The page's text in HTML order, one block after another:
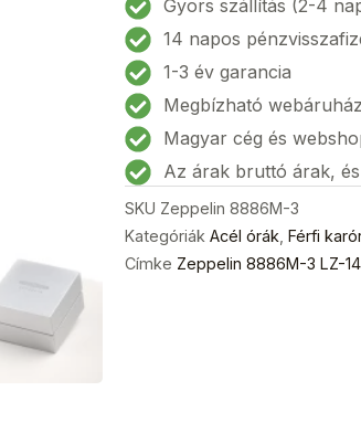
14
Marine
Férfi
karóra
42mm
5ATM
mennyiség
Gyors szállítás (2-4
14 napos
1-3 év garancia
Megbízható webáruház
Magyar cég és
Az árak bruttó árak,
SKU Zeppelin 8886M-3
Kategóriák Acél órák Férfi
Címke Zeppelin 8886M-3 LZ-